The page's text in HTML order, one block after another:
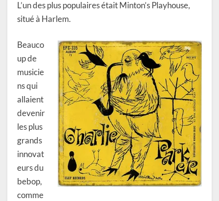
L’un des plus populaires était Minton’s Playhouse,
situé à Harlem.
Beauco
up de
musicie
ns qui
allaient
devenir
les plus
grands
innovat
eurs du
bebop,
comme